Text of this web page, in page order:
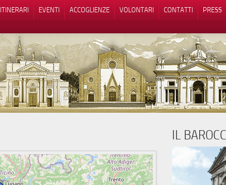
ITINERARI EVENTI ACCOGLIENZE VOLONTARI CONTATTI
PRESS
IL
Le tue preferenze relative alla privacy